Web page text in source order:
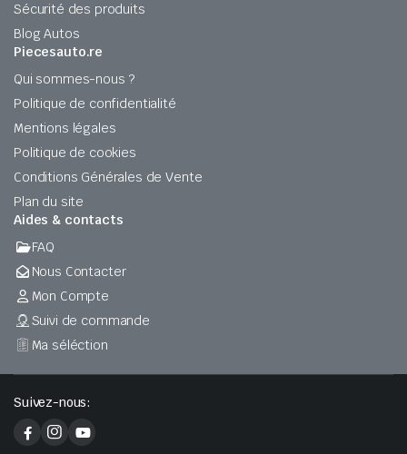
Sécurité des produits
Blog Autos
Piecesauto.re
Qui sommes-nous ?
Politique de confidentialité
Mentions légales
Politique de cookies
Conditions Générales de Vente
Plan du site
Aides & contacts
FAQ
Nous Contacter
Mon Compte
Suivi de commande
Ma séléction
Suivez-nous: